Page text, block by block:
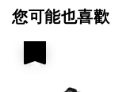
您可能也喜歡